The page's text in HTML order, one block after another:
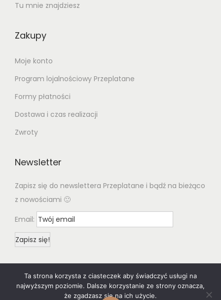
Tu mnie znajdziesz
Zakupy
Moje konto
Program lojalnościowy Przeplatane
Formy płatności
Dostawa i czas realizacji
Zwroty
Newsletter
Zapisz się do newslettera Przeplatane i bądź na bieżąco
z nowościami 🙂
Email:
Ta strona korzysta z ciasteczek aby świadczyć usługi na
najwyższym poziomie. Dalsze korzystanie ze strony oznacza,
że zgadzasz się na ich użycie.